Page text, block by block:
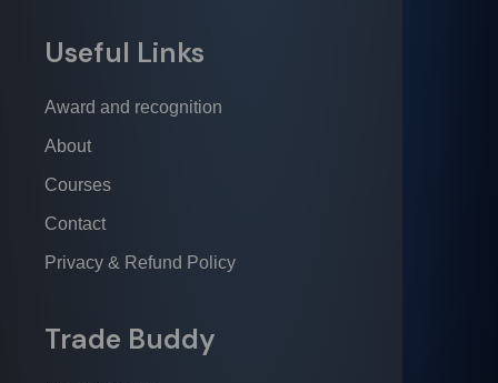
Useful Links
Award and recognition
About
Courses
Contact
Privacy & Refund Policy
Trade Buddy